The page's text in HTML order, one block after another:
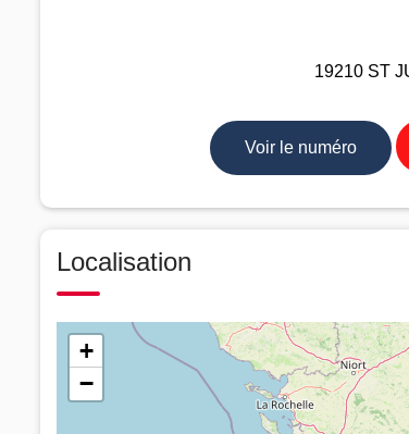
19210 ST
Voir le numéro
Localisation
+
−